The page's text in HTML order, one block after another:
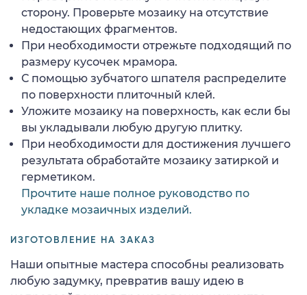
сторону. Проверьте мозаику на отсутствие
недостающих фрагментов.
При необходимости отрежьте подходящий по
размеру кусочек мрамора.
С помощью зубчатого шпателя распределите
по поверхности плиточный клей.
Уложите мозаику на поверхность, как если бы
вы укладывали любую другую плитку.
При необходимости для достижения лучшего
результата обработайте мозаику затиркой и
герметиком.
Прочтите наше полное руководство по
укладке мозаичных изделий.
ИЗГОТОВЛЕНИЕ НА ЗАКАЗ
Наши опытные мастера способны реализовать
любую задумку, превратив вашу идею в